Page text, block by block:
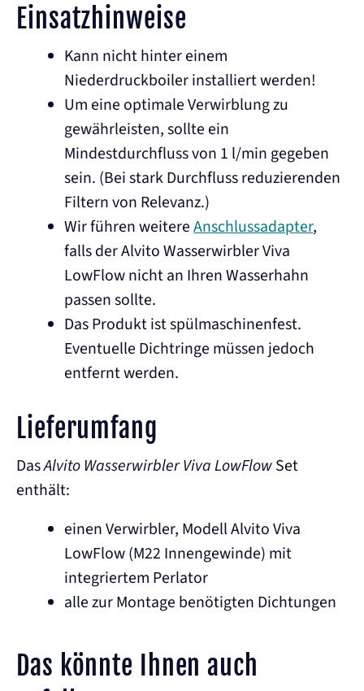
Einsatzhinweise
Kann nicht hinter einem
Niederdruckboiler installiert werden!
Um eine optimale Verwirblung zu
gewährleisten, sollte ein
Mindestdurchfluss von 1 l/min gegeben
sein. (Bei stark Durchfluss reduzierenden
Filtern von Relevanz.)
Wir führen weitereAnschlussadapter,
falls der Alvito Wasserwirbler Viva
LowFlow nicht an Ihren Wasserhahn
passen sollte.
Das Produkt ist spülmaschinenfest.
Eventuelle Dichtringe müssen jedoch
entfernt werden.
Lieferumfang
DasAlvito Wasserwirbler Viva LowFlowSet
enthält:
einen Verwirbler, Modell Alvito Viva
LowFlow (M22 Innengewinde) mit
integriertem Perlator
alle zur Montage benötigten Dichtungen
Das könnte Ihnen auch